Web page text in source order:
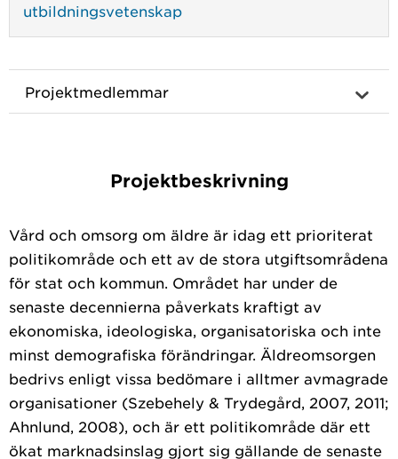
utbildningsvetenskap
Projektmedlemmar
Projektbeskrivning
Vård och omsorg om äldre är idag ett prioriterat
politikområde och ett av de stora utgiftsområdena
för stat och kommun. Området har under de
senaste decennierna påverkats kraftigt av
ekonomiska, ideologiska, organisatoriska och inte
minst demografiska förändringar. Äldreomsorgen
bedrivs enligt vissa bedömare i alltmer avmagrade
organisationer (Szebehely & Trydegård, 2007, 2011;
Ahnlund, 2008), och är ett politikområde där ett
ökat marknadsinslag gjort sig gällande de senaste